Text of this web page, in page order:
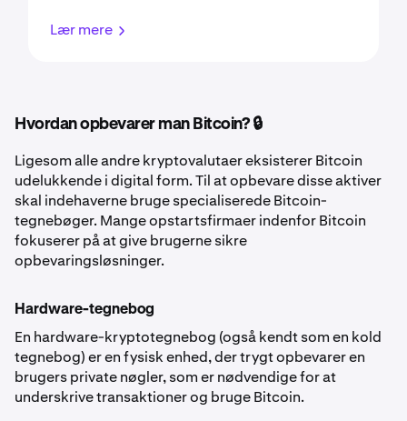
Lær mere
Hvordan opbevarer man Bitcoin? 🔒
Ligesom alle andre kryptovalutaer eksisterer Bitcoin
udelukkende i digital form. Til at opbevare disse aktiver
skal indehaverne bruge specialiserede Bitcoin-
tegnebøger. Mange opstartsfirmaer indenfor Bitcoin
fokuserer på at give brugerne sikre
opbevaringsløsninger.
Hardware-tegnebog
En hardware-kryptotegnebog (også kendt som en kold
tegnebog) er en fysisk enhed, der trygt opbevarer en
brugers private nøgler, som er nødvendige for at
underskrive transaktioner og bruge Bitcoin.